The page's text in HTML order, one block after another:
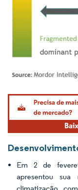
Imagem © Mordor
Em 2 de
apresentou
climatização